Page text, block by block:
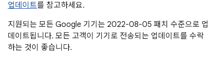
업데이트를 참고하세요.
지원되는 모든 Google 기기는 2022-08-05 패치 수준으로 업
데이트됩니다. 모든 고객이 기기로 전송되는 업데이트를 수락
하는 것이 좋습니다.